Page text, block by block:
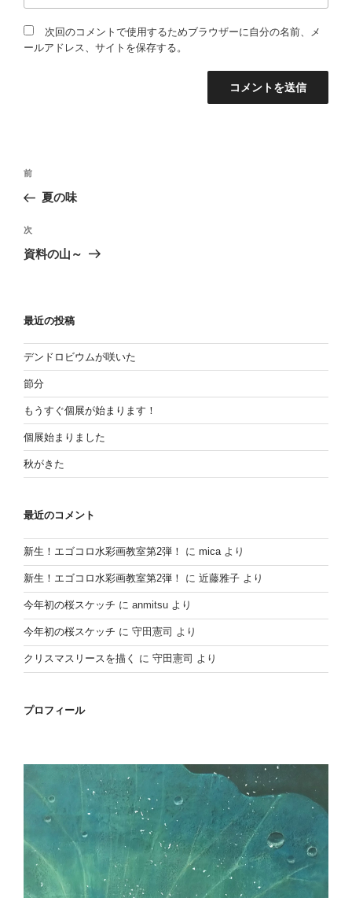
次回のコメントで使用するためブラウザーに自分の名前、メ
ールアドレス、サイトを保存する。
投
ビ
ゲ
ョ
ン
過
の
稿
前
夏の味
次
投
次
資料の山～
最近の投稿
デンドロビウムが咲いた
節分
もうすぐ個展が始まります！
個展始まりました
秋がきた
最近のコメント
新生！エゴコロ水彩画教室第2弾！ に micaより
新生！エゴコロ水彩画教室第2弾！ に 近藤雅子 より
今年初の桜スケッチ に anmitsu より
今年初の桜スケッチ に 守田憲司 より
クリスマスリースを描く に 守田憲司 より
プロフィール